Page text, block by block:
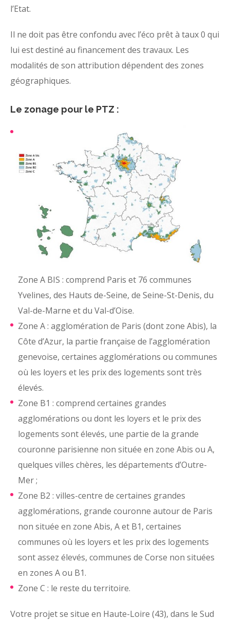
l’Etat.
Il ne doit pas être confondu avec l’éco prêt à taux 0 qui
lui est destiné au financement des travaux. Les
modalités de son attribution dépendent des zones
géographiques.
Le zonage pour le PTZ :
Zone A BIS : comprend Paris et 76 communes
Yvelines, des Hauts de-Seine, de Seine-St-Denis, du
Val-de-Marne et du Val-d’Oise.
Zone A : agglomération de Paris (dont zone Abis), la
Côte d’Azur, la partie française de l’agglomération
genevoise, certaines agglomérations ou communes
où les loyers et les prix des logements sont très
élevés.
Zone B1 : comprend certaines grandes
agglomérations ou dont les loyers et le prix des
logements sont élevés, une partie de la grande
couronne parisienne non située en zone Abis ou A,
quelques villes chères, les départements d’Outre-
Mer ;
Zone B2 : villes-centre de certaines grandes
agglomérations, grande couronne autour de Paris
non située en zone Abis, A et B1, certaines
communes où les loyers et les prix des logements
sont assez élevés, communes de Corse non situées
en zones A ou B1.
Zone C : le reste du territoire.
Votre projet se situe en Haute-Loire (43), dans le Sud